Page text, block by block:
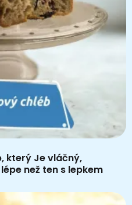
který Je vláčný,
než ten s lepkem